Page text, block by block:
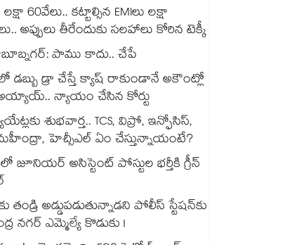
60వేలు.. కట్టాల్సిన EMIలు లక్షా
అప్పులు తీరేందుకు సలహాలు కోరిన టెక్కీ
పాము కాదు.. చేపే
డబ్బు డ్రా చేస్తే క్యాష్ రాకుండానే అకౌంట్లో
న్యాయం చేసిన కోర్టు
శుభవార్త.. TCS, విప్రో, ఇన్ఫోసిస్,
హెచ్సీఎల్ ఏం చేస్తున్నాయంటే?
జూనియర్ అసిస్టెంట్‌‌ పోస్టుల భర్తీకి గ్రీన్‌‌
తండ్రి అడ్డుపడుతున్నాడని పోలీస్ స్టేషన్⁪కు
నగర్ ఎమ్మెల్యే కొడుకు !